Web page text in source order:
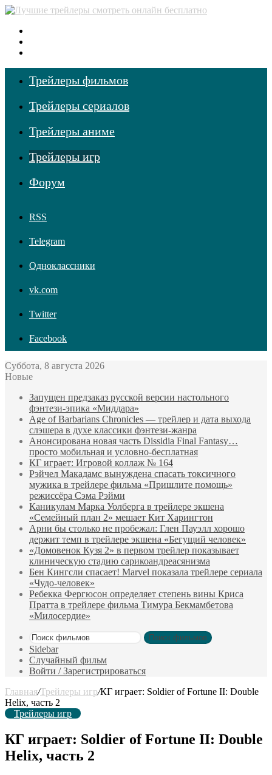
Трейлеры фильмов
Трейлеры сериалов
Трейлеры аниме
Трейлеры игр
Форум
RSS
Telegram
Одноклассники
vk.com
Twitter
Facebook
Суббота, 8 августа 2026
Новые
Запущен предзаказ русской версии настольного
фэнтези-эпика «Миддара»
Age of Barbarians Chronicles — трейлер и дата выхода
слэшера в духе классики фэнтези-жанра
Анонсирована новая часть Dissidia Final Fantasy…
просто мобильная и условно-бесплатная
КГ играет: Игровой коллаж № 164
Рэйчел Макадамс вынуждена спасать токсичного
мужика в трейлере фильма «Пришлите помощь»
режиссёра Сэма Рэйми
Каникулам Марка Уолберга в трейлере экшена
«Семейный план 2» мешает Кит Харингтон
Арни бы столько не пробежал: Глен Пауэлл хорошо
держит темп в трейлере экшена «Бегущий человек»
«Домовенок Кузя 2» в первом трейлер показывает
клиническую стадию сарикоандреасянизма
Бен Кингсли спасает! Marvel показала трейлере сериала
«Чудо-человек»
Ребекка Фергюсон определяет степень вины Криса
Пратта в трейлере фильма Тимура Бекмамбетова
«Милосердие»
Поиск фильмов
Sidebar
Случайный фильм
Войти / Зарегистрироваться
Главная/Трейлеры игр/КГ играет: Soldier of Fortune II: Double
Helix, часть 2
Трейлеры игр
КГ играет: Soldier of Fortune II: Double
Helix, часть 2